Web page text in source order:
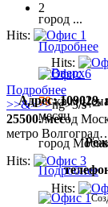
город ...
Подробнее
Офис 6
78 кв.м
месяц
город
Подробнее
Офис 1
2
Hits:
Hits:
Подробнее
>>&>>>ng>3/s–
25500./месод
метро
Hits:
Hits:
Вверх
Адрес: 109029,